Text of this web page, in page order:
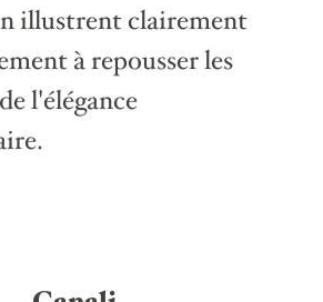
illustrent clairement
à repousser les
l'élégance